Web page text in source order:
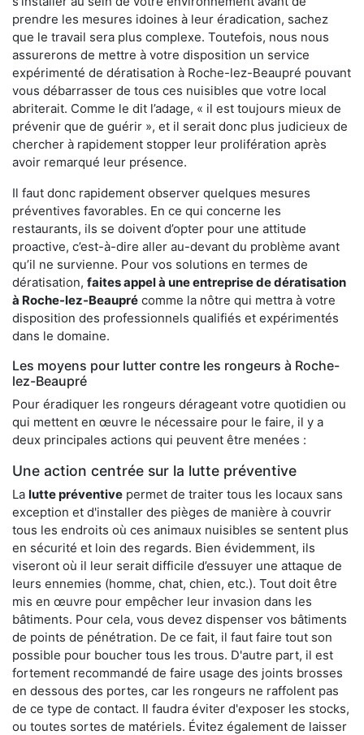
prendre les mesures idoines à leur éradication, sachez
que le travail sera plus complexe. Toutefois, nous nous
assurerons de mettre à votre disposition un service
expérimenté de dératisation à Roche-lez-Beaupré pouvant
vous débarrasser de tous ces nuisibles que votre local
abriterait. Comme le dit l’adage, « il est toujours mieux de
prévenir que de guérir », et il serait donc plus judicieux de
chercher à rapidement stopper leur prolifération après
avoir remarqué leur présence.
Il faut donc rapidement observer quelques mesures
préventives favorables. En ce qui concerne les
restaurants, ils se doivent d’opter pour une attitude
proactive, c’est-à-dire aller au-devant du problème avant
qu’il ne survienne. Pour vos solutions en termes de
dératisation, faites appel à une entreprise de dératisation
à Roche-lez-Beaupré comme la nôtre qui mettra à votre
disposition des professionnels qualifiés et expérimentés
dans le domaine.
Les moyens pour lutter contre les rongeurs à Roche-
lez-Beaupré
Pour éradiquer les rongeurs dérageant votre quotidien ou
qui mettent en œuvre le nécessaire pour le faire, il y a
deux principales actions qui peuvent être menées :
Une action centrée sur la lutte préventive
La lutte préventive permet de traiter tous les locaux sans
exception et d'installer des pièges de manière à couvrir
tous les endroits où ces animaux nuisibles se sentent plus
en sécurité et loin des regards. Bien évidemment, ils
viseront où il leur serait difficile d’essuyer une attaque de
leurs ennemies (homme, chat, chien, etc.). Tout doit être
mis en œuvre pour empêcher leur invasion dans les
bâtiments. Pour cela, vous devez dispenser vos bâtiments
de points de pénétration. De ce fait, il faut faire tout son
possible pour boucher tous les trous. D'autre part, il est
fortement recommandé de faire usage des joints brosses
en dessous des portes, car les rongeurs ne raffolent pas
de ce type de contact. Il faudra éviter d'exposer les stocks,
ou toutes sortes de matériels. Évitez également de laisser